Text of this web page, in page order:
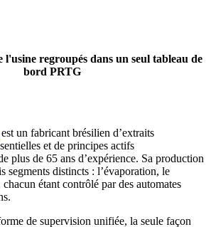
l'usine regroupés dans un seul tableau de
bord PRTG
est un fabricant brésilien d’extraits
et de principes actifs
plus de 65 ans d’expérience. Sa production
segments distincts : l’évaporation, le
étant contrôlé par des automates
de supervision unifiée, la seule façon